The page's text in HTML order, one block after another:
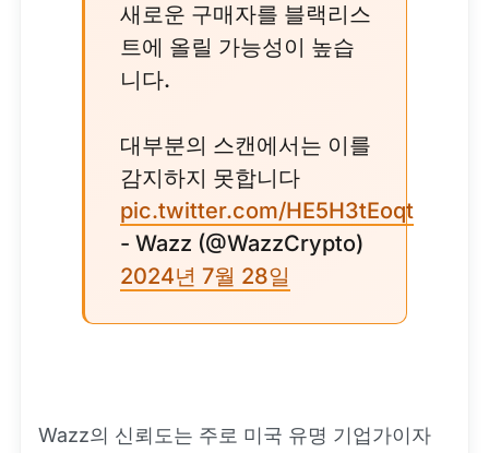
새로운 구매자를 블랙리스
트에 올릴 가능성이 높습
니다.
대부분의 스캔에서는 이를
감지하지 못합니다
pic.twitter.com/HE5H3tEoqt
- Wazz (@WazzCrypto)
2024년 7월 28일
Wazz의 신뢰도는 주로 미국 유명 기업가이자